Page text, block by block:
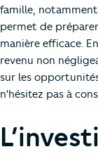
famille,
permet de
manière efficace.
revenu non
sur les
n'hésitez pas à